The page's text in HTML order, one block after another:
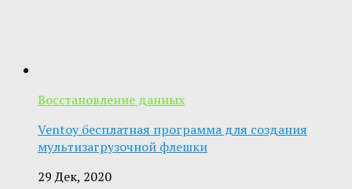
Восстановление данных
Ventoy бесплатная программа для создания
мультизагрузочной флешки
29 Дек, 2020